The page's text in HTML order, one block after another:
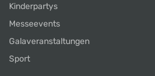
Kinderpartys
Messeevents
Galaveranstaltungen
Sport